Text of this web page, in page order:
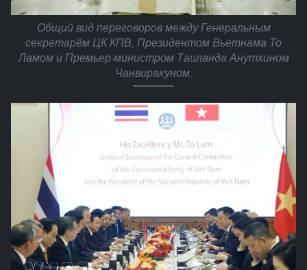
Общий вид переговоров между Генеральным
секретарём ЦК КПВ, Президентом Вьетнама То
Ламом и Премьер-министром Таиланда Анутхином
Чанвиракуном.